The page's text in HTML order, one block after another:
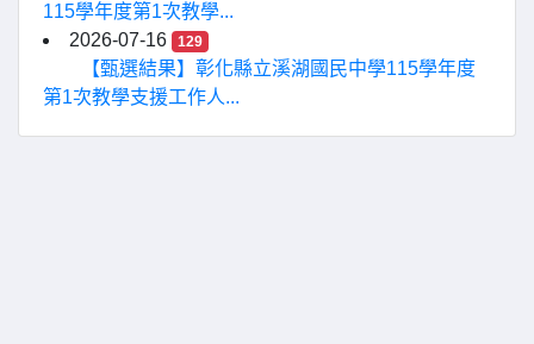
115學年度第1次教學...
2026-07-16
129
【甄選結果】彰化縣立溪湖國民中學115學年度
第1次教學支援工作人...